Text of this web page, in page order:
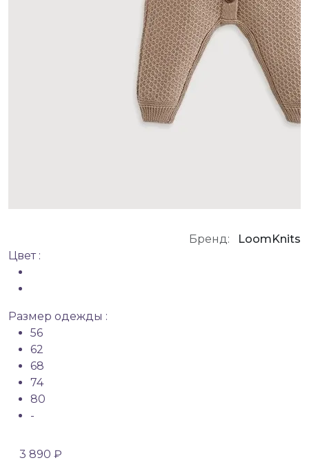
Бренд:
LoomKnits
Цвет :
Размер одежды :
56
62
68
74
80
-
3 890 ₽